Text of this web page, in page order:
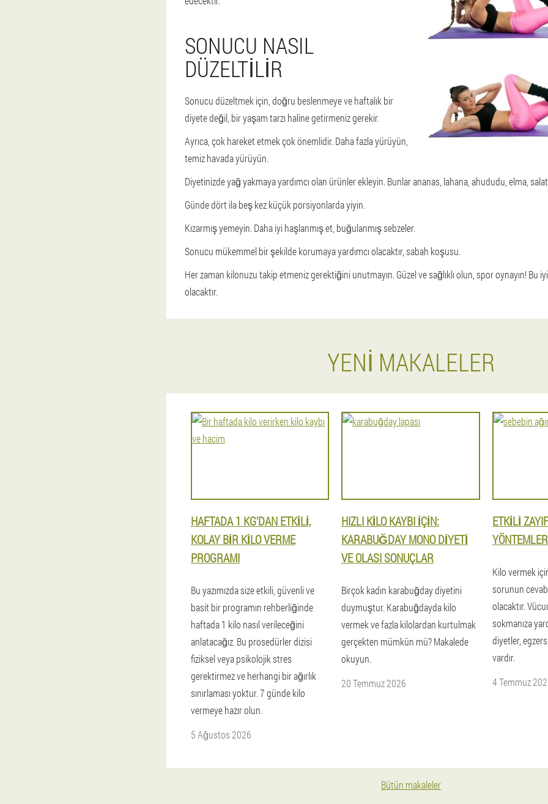
SONUCU NASIL
DÜZELTILIR
Sonucu düzeltmek için, doğru beslenmeye ve haftalık bir
diyete değil, bir yaşam tarzı haline getirmeniz gerekir.
Ayrıca, çok hareket etmek çok önemlidir. Daha fazla yürüyün,
temiz havada yürüyün.
Diyetinizde yağ yakmaya yardımcı olan ürünler ekleyin. Bunlar ananas, lahana, ahududu, elma,
Günde dört ila beş kez küçük porsiyonlarda yiyin.
Kızarmış yemeyin. Daha iyi haşlanmış et, buğulanmış sebzeler.
Sonucu mükemmel bir şekilde korumaya yardımcı olacaktır, sabah koşusu.
Her zaman kilonuzu takip etmeniz gerektiğini unutmayın. Güzel ve sağlıklı olun, spor oynayın! Bu
olacaktır.
YENI MAKALELER
HAFTADA 1 KG'DAN ETKILI,
KOLAY BIR KILO VERME
PROGRAMI
Bu yazımızda size etkili, güvenli ve
basit bir programın rehberliğinde
haftada 1 kilo nasıl verileceğini
anlatacağız. Bu prosedürler dizisi
fiziksel veya psikolojik stres
gerektirmez ve herhangi bir ağırlık
sınırlaması yoktur. 7 günde kilo
vermeye hazır olun.
5 Ağustos 2026
HIZLI KILO KAYBI IÇIN:
KARABUĞDAY MONO DIYETI
VE OLASI SONUÇLAR
Birçok kadın karabuğday diyetini
duymuştur. Karabuğdayda kilo
vermek ve fazla kilolardan kurtulmak
gerçekten mümkün mü? Makalede
okuyun.
20 Temmuz 2026
ETKILI
Kilo vermek
sorunun
olacaktır.
sokmanıza
diyetler,
vardır.
4 Temmuz
Bütün makaleler